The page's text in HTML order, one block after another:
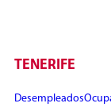
TENERIFE
Desempleados